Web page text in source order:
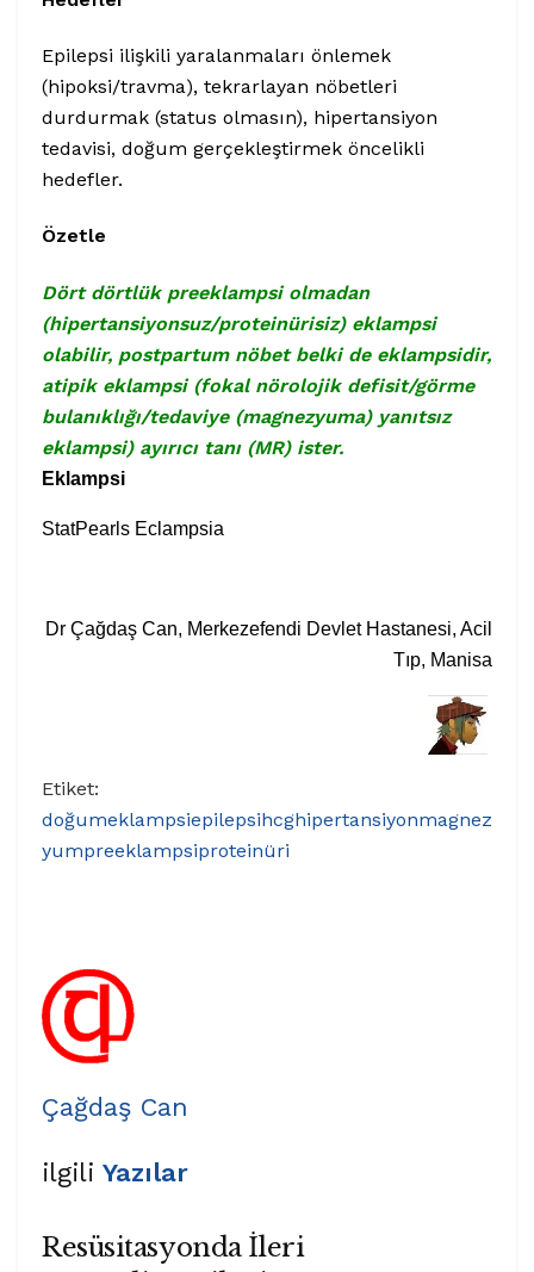
Epilepsi ilişkili yaralanmaları önlemek
(hipoksi/travma), tekrarlayan nöbetleri
durdurmak (status olmasın), hipertansiyon
tedavisi, doğum gerçekleştirmek öncelikli
hedefler.
Özetle
Dört dörtlük preeklampsi olmadan
(hipertansiyonsuz/proteinürisiz) eklampsi
olabilir, postpartum nöbet belki de eklampsidir,
atipik eklampsi (fokal nörolojik defisit/görme
bulanıklığı/tedaviye (magnezyuma) yanıtsız
eklampsi) ayırıcı tanı (MR) ister.
Eklampsi
StatPearls Eclampsia
Dr Çağdaş Can, Merkezefendi Devlet Hastanesi, Acil
Tıp, Manisa
Etiket:
doğumeklampsiepilepsihcghipertansiyonmagnez
yumpreeklampsiproteinüri
Çağdaş Can
ilgili Yazılar
Resüsitasyonda İleri